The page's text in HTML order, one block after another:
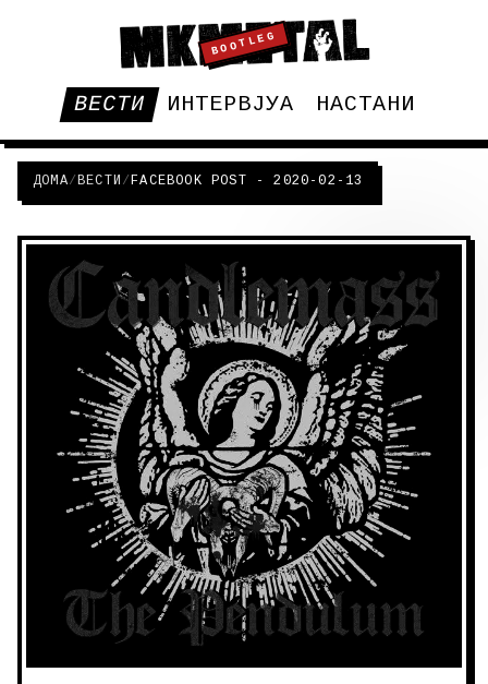
BOOTLEG
ВЕСТИ ИНТЕРВЈУА НАСТАНИ
ДОМА/ВЕСТИ /FACEBOOK POST - 2020-02-13